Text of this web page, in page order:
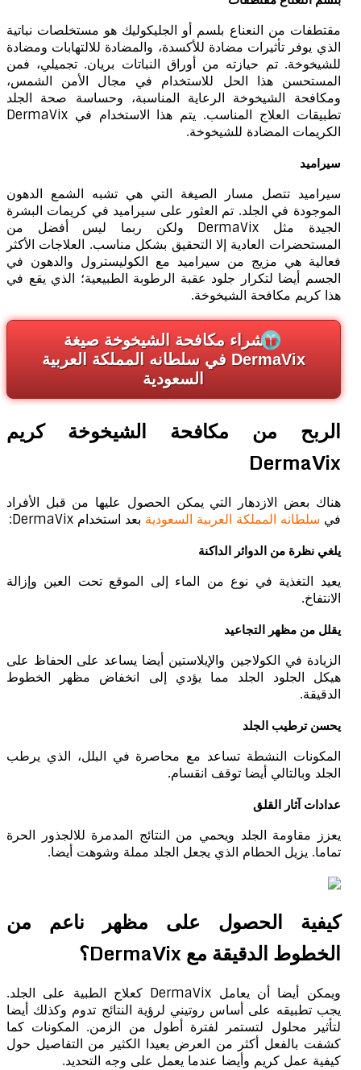
مقتطفات من النعناع بلسم أو الجليكوليك هو مستخلصات نباتية
الذي يوفر تأثيرات مضادة للأكسدة، والمضادة للالتهابات ومضادة
للشيخوخة. تم حيازته من أوراق النباتات بريان. تجميلي، فمن
المستحسن هذا الحل للاستخدام في مجال الأمن الشمس،
ومكافحة الشيخوخة الرعاية المناسبة، وحساسة صحة الجلد
تطبيقات العلاج المناسب. يتم هذا الاستخدام في DermaVix
الكريمات المضادة للشيخوخة.
سيراميد
سيراميد تتصل مسار الصيغة التي هي تشبه الشمع الدهون
الموجودة في الجلد. تم العثور على سيراميد في كريمات البشرة
الجيدة مثل DermaVix ولكن ربما ليس أفضل من
المستحضرات العادية إلا التحقيق بشكل مناسب. العلاجات الأكثر
فعالية هي مزيج من سيراميد مع الكوليسترول والدهون في
الجسم أيضا لتكرار جلود عقبة الرطوبة الطبيعية؛ الذي يقع في
هذا كريم مكافحة الشيخوخة.
شراء مكافحة الشيخوخة صيغة
DermaVix في سلطانه المملكة العربية
السعودية
الربح من مكافحة الشيخوخة كريم
DermaVix
هناك بعض الازدهار التي يمكن الحصول عليها من قبل الأفراد
في سلطانه المملكة العربية السعودية بعد استخدام DermaVix:
يلغي نظرة من الدوائر الداكنة
يعيد التغذية في نوع من الماء إلى الموقع تحت العين وإزالة
الانتفاخ.
يقلل من مظهر التجاعيد
الزيادة في الكولاجين والإيلاستين أيضا يساعد على الحفاظ على
هيكل الجلود الجلد مما يؤدي إلى انخفاض مظهر الخطوط
الدقيقة.
يحسن ترطيب الجلد
المكونات النشطة تساعد مع محاصرة في البلل، الذي يرطب
الجلد وبالتالي أيضا توقف انقسام.
عدادات آثار القلق
يعزز مقاومة الجلد ويحمي من النتائج المدمرة للالجذور الحرة
تماما. يزيل الحطام الذي يجعل الجلد مملة وشوهت أيضا.
كيفية الحصول على مظهر ناعم من
الخطوط الدقيقة مع DermaVix؟
ويمكن أيضا أن يعامل DermaVix كعلاج الطبية على الجلد.
يجب تطبيقه على أساس روتيني لرؤية النتائج تدوم وكذلك أيضا
لتأثير محلول لتستمر لفترة أطول من الزمن. المكونات كما
كشفت بالفعل أكثر من العرض بعيدا الكثير من التفاصيل حول
كيفية عمل كريم وأيضا عندما يعمل على وجه التحديد.